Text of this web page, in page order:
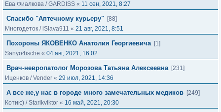
Ева Фиалкова /GARDISS « 11 сен, 2021, 8:27
Спасибо "Аптечному курьеру" [88]
Многодеток /iSlava911 « 21 авг, 2021, 8:51
Похороны ЯКОВЕНКО Анатолия Георгиевича [1]
Sanyo4ische « 04 авг, 2021, 16:02
Врач-невропатолог Морозова Татьяна Алексеевна [231]
Иценков /Vender « 29 июл, 2021, 14:36
А все же,у нас в городе много замечательных медиков [249]
Котик:) /Starikviktor « 16 май, 2021, 20:30